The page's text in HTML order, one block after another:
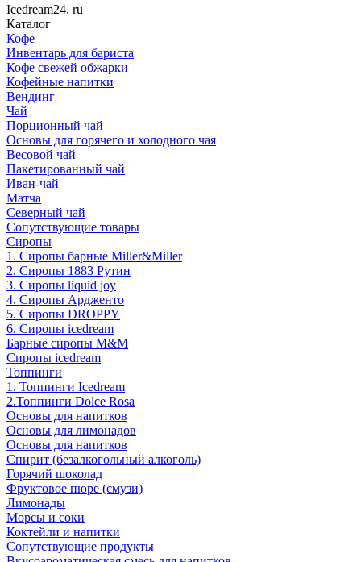
Icedream24. ru
Каталог
Кофе
Инвентарь для бариста
Кофе свежей обжарки
Кофейные напитки
Вендинг
Чай
Порционный чай
Основы для горячего и холодного чая
Весовой чай
Пакетированный чай
Иван-чай
Матча
Северный чай
Сопутствующие товары
Сиропы
1. Сиропы барные Miller&Miller
2. Сиропы 1883 Рутин
3. Cиропы liquid joy
4. Cиропы Ардженто
5. Сиропы DROPPY
6. Сиропы icedream
Барные сиропы M&M
Сиропы icedream
Топпинги
1. Топпинги Icedream
2.Топпинги Dolce Rosa
Основы для напитков
Основы для лимонадов
Основы для напитков
Спирит (безалкогольный алкоголь)
Горячий шоколад
Фруктовое пюре (смузи)
Лимонады
Морсы и соки
Коктейли и напитки
Сопутствующие продукты